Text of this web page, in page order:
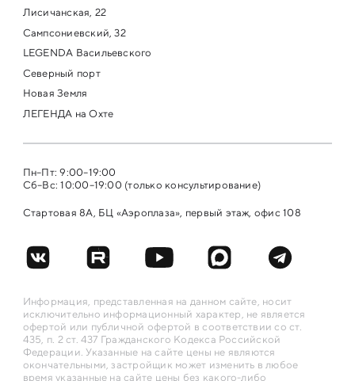
Лисичанская, 22
Сампсониевский, 32
LEGENDA Васильевского
Северный порт
Новая Земля
ЛЕГЕНДА на Охте
Информация, представленная на данном сайте, носит
исключительно информационный характер, не является
офертой или публичной офертой в соответствии со ст.
435, п. 2 ст. 437 Гражданского Кодекса Российской
Федерации. Указанные на сайте цены не являются
окончательными, застройщик может изменить в любое
время указанные на сайте цены без какого-либо
Пн–Пт: 9:00–19:00
Сб–Вс: 10:00–19:00 (только консультирование)
Стартовая 8А, БЦ «Аэроплаза», первый этаж, офис 108